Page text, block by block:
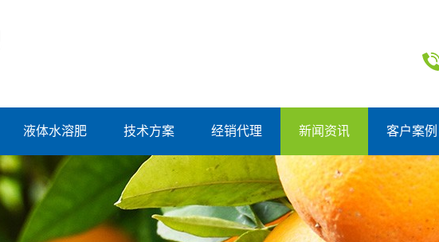
液体水溶肥 技术方案 经销代理 新闻资讯 客户案例